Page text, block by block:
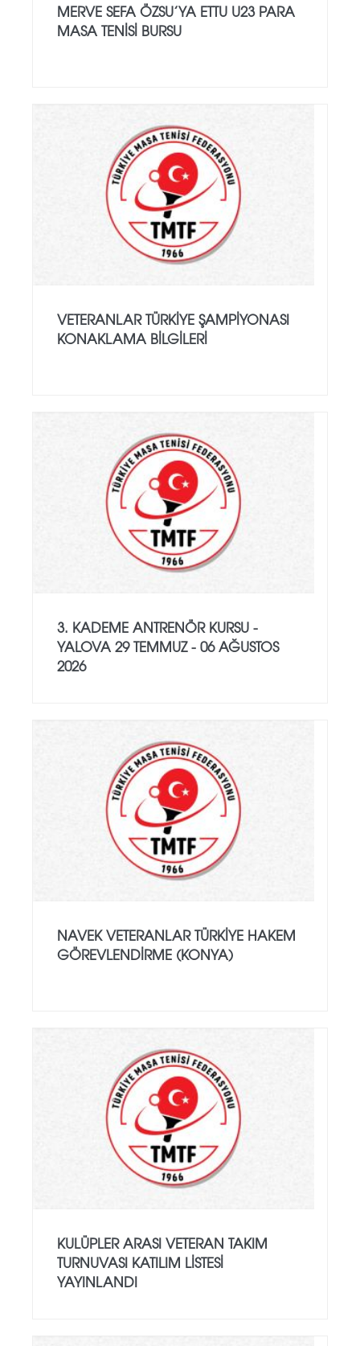
MERVE SEFA ÖZSU’YA ETTU U23 PARA
MASA TENISI BURSU
VETERANLAR TÜRKIYE ŞAMPIYONASI
KONAKLAMA BILGILERI
3. KADEME ANTRENÖR KURSU -
YALOVA 29 TEMMUZ - 06 AĞUSTOS
2026
NAVEK VETERANLAR TÜRKIYE HAKEM
GÖREVLENDIRME (KONYA)
KULÜPLER ARASI VETERAN TAKIM
TURNUVASI KATILIM LISTESI
YAYINLANDI